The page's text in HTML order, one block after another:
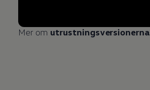
Mer om utrustningsversionerna